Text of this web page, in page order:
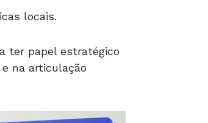
locais.
ter papel estratégico
na articulação